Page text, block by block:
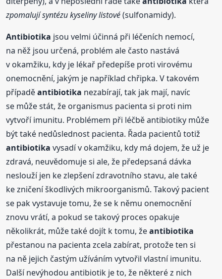
zpomalují syntézu kyseliny listové(sulfonamidy).
Antibiotika jsou velmi účinná při léčeních nemocí,
na něž jsou určená, problém ale často nastává
v okamžiku, kdy je lékař předepíše proti virovému
onemocnění, jakým je například chřipka. V takovém
případěantibiotika nezabírají, tak jak mají, navíc
se může stát, že organismus pacienta si proti nim
vytvoří imunitu. Problémem při léčbě antibiotiky může
být také nedůslednost pacienta. Řada pacientů totiž
antibiotika vysadí v okamžiku, kdy má dojem, že už je
zdravá, neuvědomuje si ale, že předepsaná dávka
neslouží jen ke zlepšení zdravotního stavu, ale také
ke zničení škodlivých mikroorganismů. Takový pacient
se pak vystavuje tomu, že se k němu onemocnění
znovu vrátí, a pokud se takový proces opakuje
několikrát, může také dojít k tomu, žeantibiotika
přestanou na pacienta zcela zabírat, protože ten si
na ně jejich častým užíváním vytvořil vlastní imunitu.
Další nevýhodou antibiotik je to, že některé z nich